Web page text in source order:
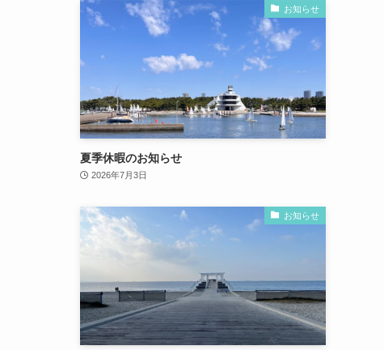
お知らせ
夏季休暇のお知らせ
2026年7月3日
お知らせ